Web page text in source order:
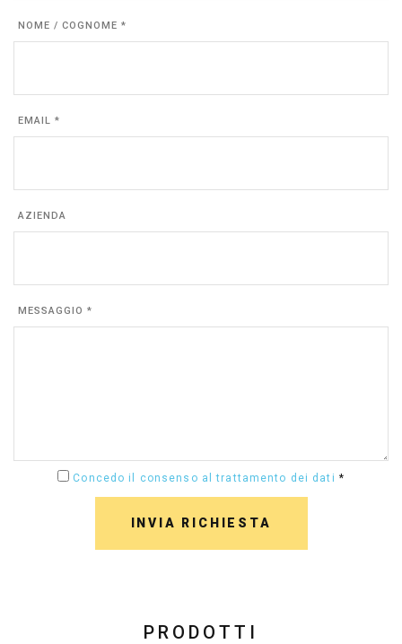
NOME / COGNOME *
EMAIL *
AZIENDA
MESSAGGIO *
Concedo il consenso al trattamento dei dati *
INVIA RICHIESTA
PRODOTTI